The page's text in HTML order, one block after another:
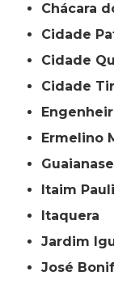
Chácara
Cidade
Cidade
Cidade
Ermelino
Itaim
Itaquera
Jardim
José